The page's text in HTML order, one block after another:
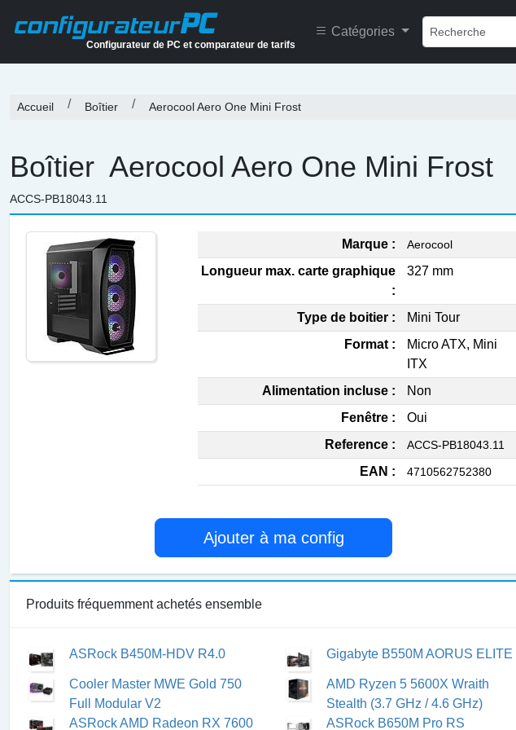
configurateurPC
Configurateur de PC et comparateur de tarifs
Catégories
Accueil Boîtier Aerocool Aero One Mini Frost
Boîtier Aerocool Aero One Mini Frost
ACCS-PB18043.11
Marque : Aerocool
Longueur max. carte graphique
:
327 mm
Type de boitier :
Mini Tour
Format :
Micro ATX, Mini
ITX
Alimentation incluse :
Non
Fenêtre :
Oui
Reference :
ACCS-PB18043.11
EAN : 4710562752380
Ajouter à ma config
Produits fréquemment achetés ensemble
ASRock B450M-HDV R4.0 Gigabyte B550M AORUS ELITE
Cooler Master MWE Gold 750
Full Modular V2
AMD Ryzen 5 5600X Wraith
Stealth (3.7 GHz / 4.6 GHz)
ASRock AMD Radeon RX 7600
ASRock B650M Pro RS